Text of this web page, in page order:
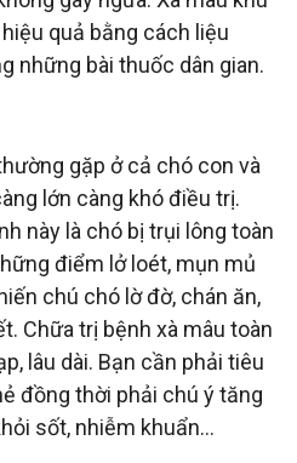
quả bằng cách liệu
những bài thuốc dân gian.
gặp ở cả chó con và
lớn càng khó điều trị.
này là chó bị trụi lông toàn
điểm lở loét, mụn mủ
chú chó lờ đờ, chán ăn,
Chữa trị bệnh xà mâu toàn
lâu dài. Bạn cần phải tiêu
đồng thời phải chú ý tăng
sốt, nhiễm khuẩn…